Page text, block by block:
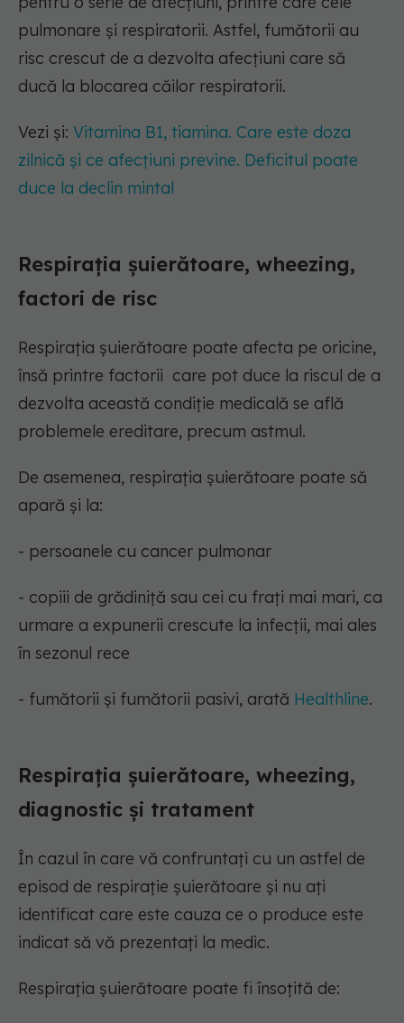
pulmonare și respiratorii. Astfel, fumătorii au
risc crescut de a dezvolta afecțiuni care să
ducă la blocarea căilor respiratorii.
Vezi și: Vitamina B1, tiamina. Care este doza
zilnică și ce afecțiuni previne. Deficitul poate
duce la declin mintal
Respirația șuierătoare, wheezing,
factori de risc
Respirația șuierătoare poate afecta pe oricine,
însă printre factorii care pot duce la riscul de a
dezvolta această condiție medicală se află
problemele ereditare, precum astmul.
De asemenea, respirația șuierătoare poate să
apară și la:
- persoanele cu cancer pulmonar
- copiii de grădiniță sau cei cu frați mai mari, ca
urmare a expunerii crescute la infecții, mai ales
în sezonul rece
- fumătorii și fumătorii pasivi, arată Healthline.
Respirația șuierătoare, wheezing,
diagnostic și tratament
În cazul în care vă confruntați cu un astfel de
episod de respirație șuierătoare și nu ați
identificat care este cauza ce o produce este
indicat să vă prezentați la medic.
Respirația șuierătoare poate fi însoțită de: